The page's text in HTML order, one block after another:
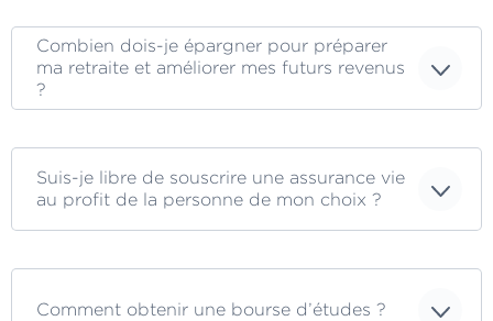
Combien dois-je épargner pour préparer
ma retraite et améliorer mes futurs revenus
?
Suis-je libre de souscrire une assurance vie
au profit de la personne de mon choix ?
Comment obtenir une bourse d’études ?